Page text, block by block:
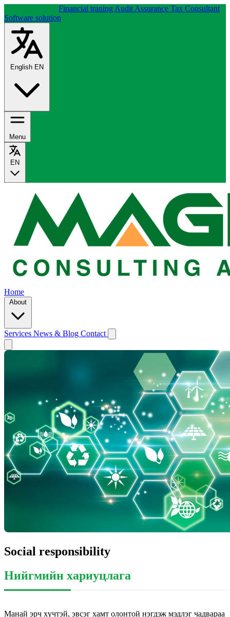
Financial traning Audit Assurance Tax Consultant
Software solution
English EN
Menu
EN
Home
About
Services News & Blog Contact
Social responsibility
Нийгмийн хариуцлага
Манай эрч хүчтэй, эвсэг хамт олонтой нэгдэж мэдлэг чадвараа